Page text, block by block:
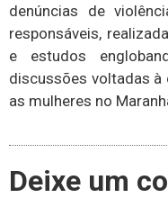
denúncias de
responsáveis,
e estudos
discussões voltadas à
as mulheres no
Deixe um